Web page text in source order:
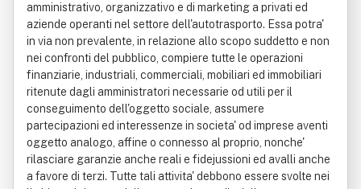
amministrativo, organizzativo e di marketing a privati ed
aziende operanti nel settore dell'autotrasporto. Essa potra'
in via non prevalente, in relazione allo scopo suddetto e non
nei confronti del pubblico, compiere tutte le operazioni
finanziarie, industriali, commerciali, mobiliari ed immobiliari
ritenute dagli amministratori necessarie od utili per il
conseguimento dell'oggetto sociale, assumere
partecipazioni ed interessenze in societa' od imprese aventi
oggetto analogo, affine o connesso al proprio, nonche'
rilasciare garanzie anche reali e fidejussioni ed avalli anche
a favore di terzi. Tutte tali attivita' debbono essere svolte nei